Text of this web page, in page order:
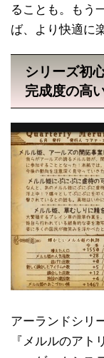
ることも。もう
ば、より快適に
シリーズ初
完成度の高
アーランドシリ
『メルルのアト